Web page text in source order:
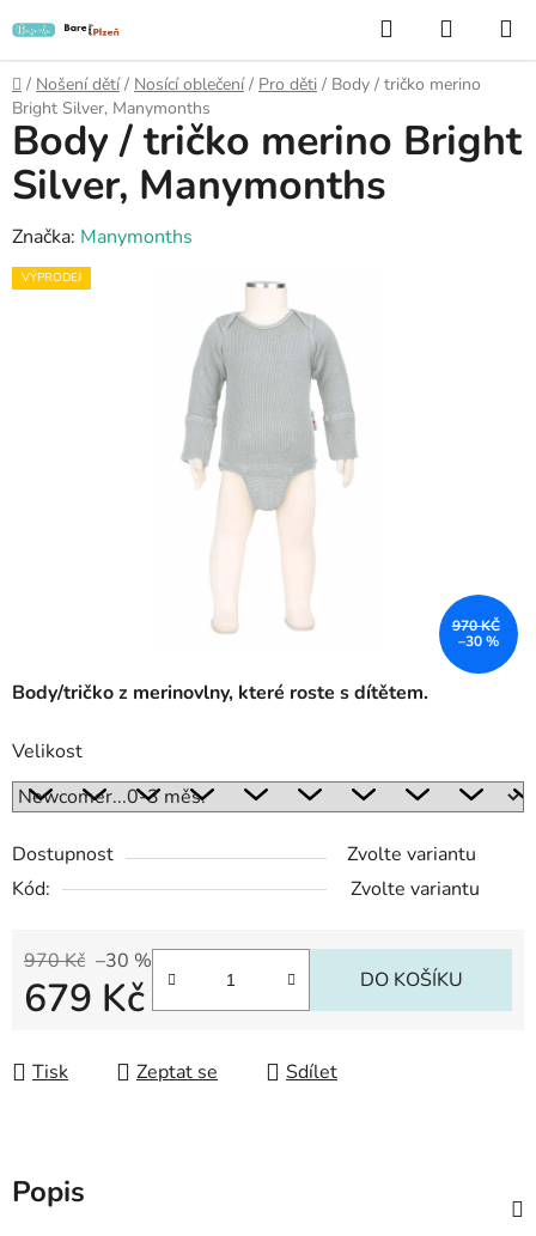
na
obsah
Hledat
KOŠÍK
Domů
/ Nošení dětí / Nosící oblečení / Pro děti / Body / tričko merino
Bright Silver, Manymonths
Body/tričko z merinovlny, které roste s dítětem.
Velikost
Dostupnost
Zvolte variantu
Kód:
Zvolte variantu
970 Kč –30 %
679 Kč DO KOŠÍKU
Tisk Zeptat se Sdílet
Body / tričko merino Bright
Silver, Manymonths
Značka: Manymonths
VÝPRODEJ
970 KČ
–30 %
Popis